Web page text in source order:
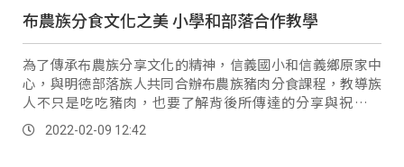
布農族分食文化之美 小學和部落合作教學
為了傳承布農族分享文化的精神，信義國小和信義鄉原家中
心，與明德部落族人共同合辦布農族豬肉分食課程，教導族
人不只是吃吃豬肉，也要了解背後所傳達的分享與祝福理
念。2022-02-09 12:42